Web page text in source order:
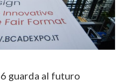
guarda al futuro